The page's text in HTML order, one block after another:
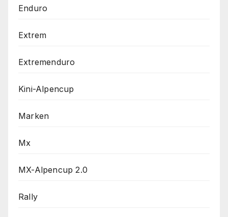
Enduro
Extrem
Extremenduro
Kini-Alpencup
Marken
Mx
MX-Alpencup 2.0
Rally